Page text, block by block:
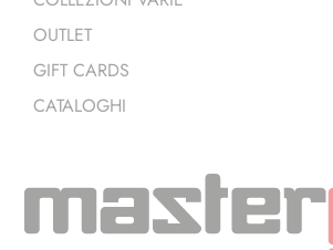
OUTLET
GIFT CARDS
CATALOGHI